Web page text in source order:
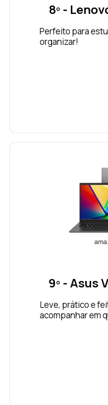
8º -
Perfeito para
organizar!
9º - Asus
Leve, prático e
acompanhar em